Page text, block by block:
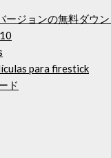
ージョンの無料ダウン
para firestick
ド